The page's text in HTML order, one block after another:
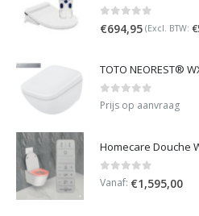
0 out of 5
€694,95 (Excl. BTW: €
TOTO NEOREST®
0 out of 5
Prijs op aanvraag
0 out of 5
Vanaf: €1,595,00